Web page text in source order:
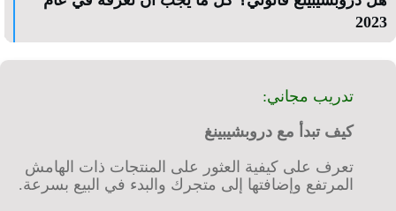
تدريب مجاني:
كيف تبدأ مع دروبشيبينغ
تعرف على كيفية العثور على المنتجات ذات الهامش
المرتفع وإضافتها إلى متجرك والبدء في البيع بسرعة.